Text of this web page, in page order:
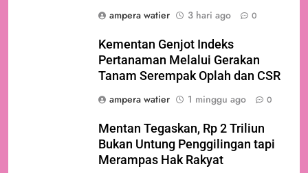
ampera watier
3 hari ago 0
Kementan Genjot Indeks
Pertanaman Melalui Gerakan
Tanam Serempak Oplah dan CSR
ampera watier
1 minggu ago 0
Mentan Tegaskan, Rp 2 Triliun
Bukan Untung Penggilingan tapi
Merampas Hak Rakyat